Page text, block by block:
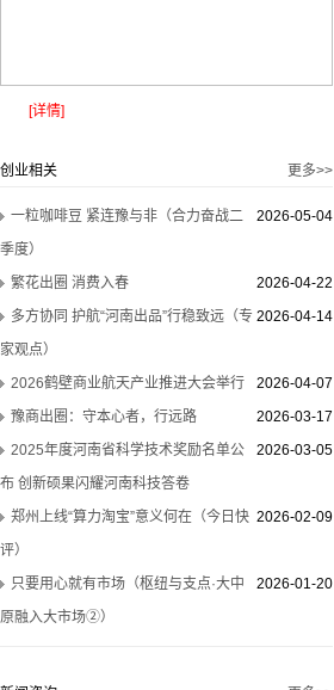
[详情]
更多>>
创业相关
2026-05-04
一粒咖啡豆 紧连豫与非（合力奋战二
季度）
2026-04-22
繁花出圈 消费入春
2026-04-14
多方协同 护航“河南出品”行稳致远（专
家观点）
2026-04-07
2026鹤壁商业航天产业推进大会举行
2026-03-17
豫商出圈：守本心者，行远路
2026-03-05
2025年度河南省科学技术奖励名单公
布 创新硕果闪耀河南科技答卷
2026-02-09
郑州上线“算力淘宝”意义何在（今日快
评）
2026-01-20
只要用心就有市场（枢纽与支点·大中
原融入大市场②）